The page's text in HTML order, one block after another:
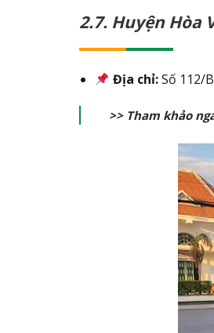
2.7. Huyện Hòa
Địa chỉ:Số 112/
>> Tham khảo